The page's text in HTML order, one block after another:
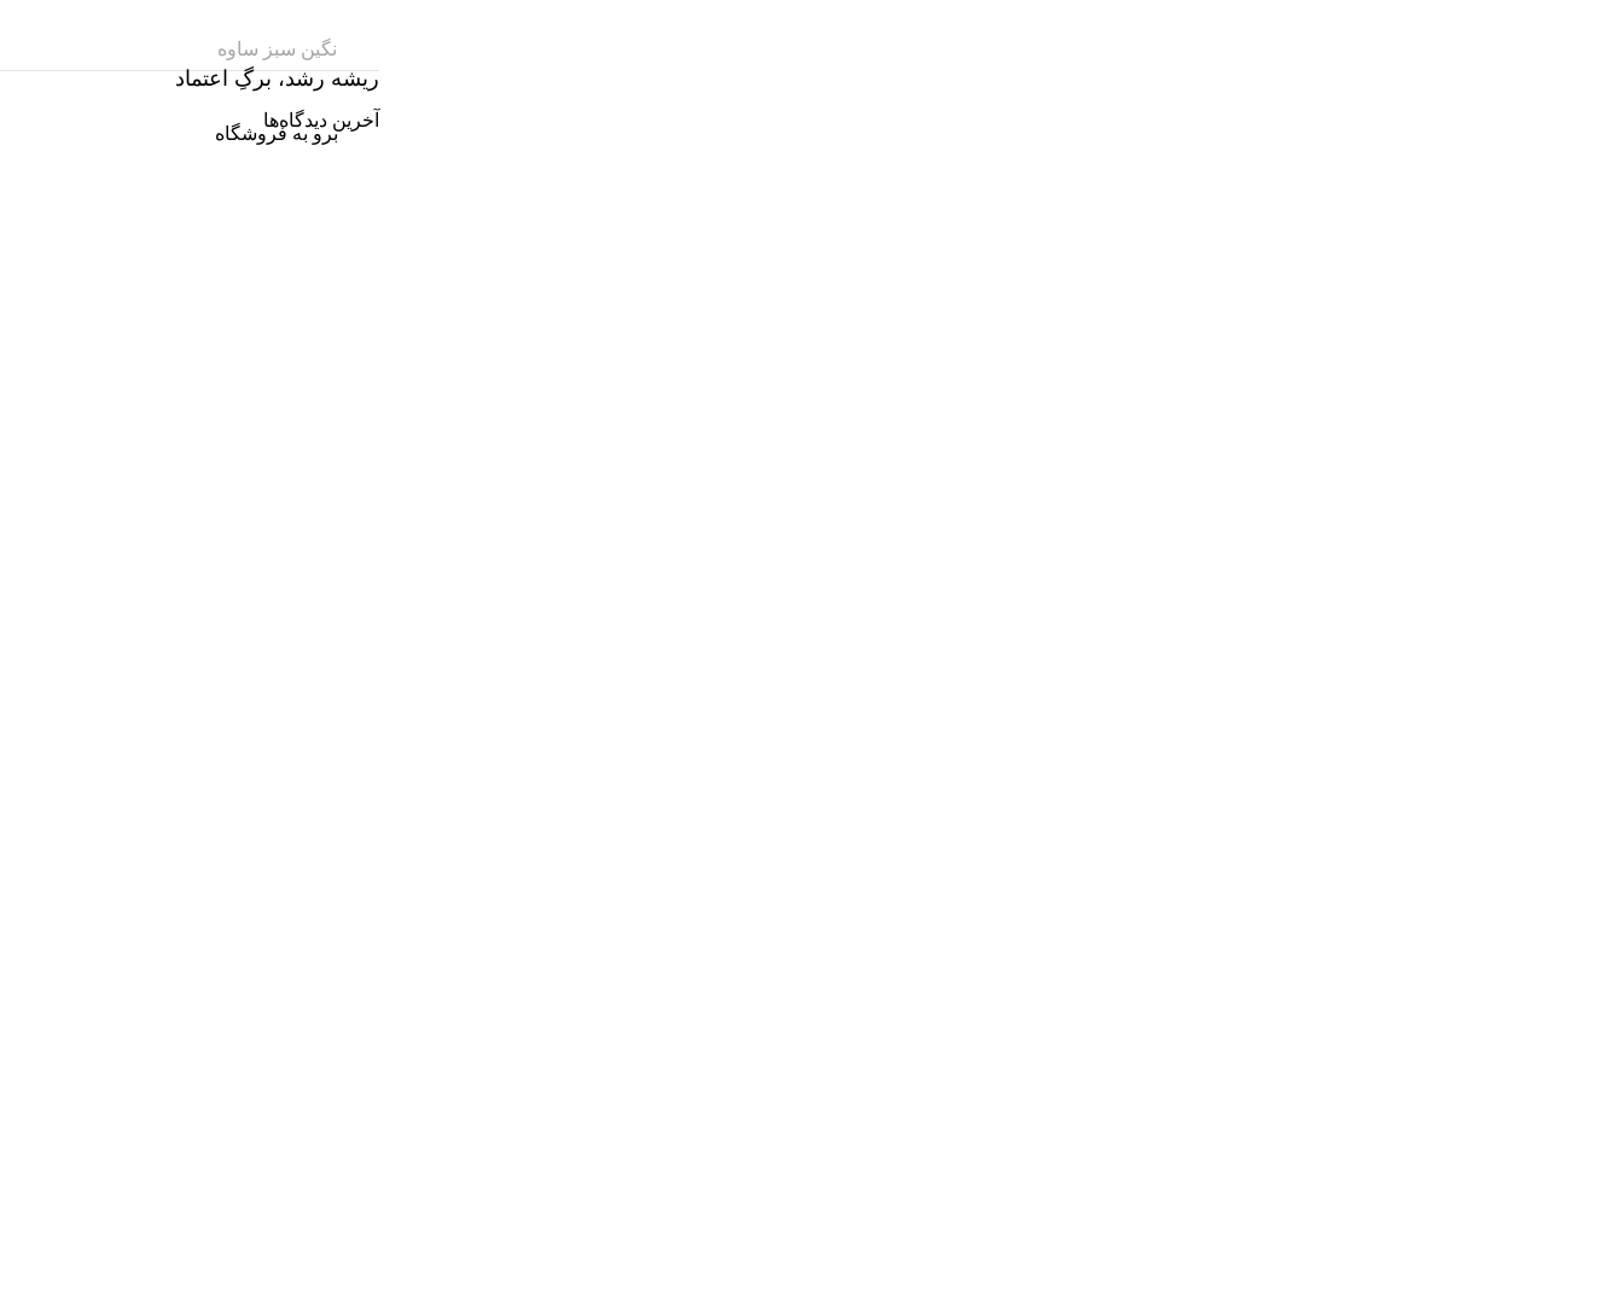
نگین سبز ساوه
ریشه رشد، برگِ اعتماد
برو به فروشگاه
آخرین دیدگاه‌ها